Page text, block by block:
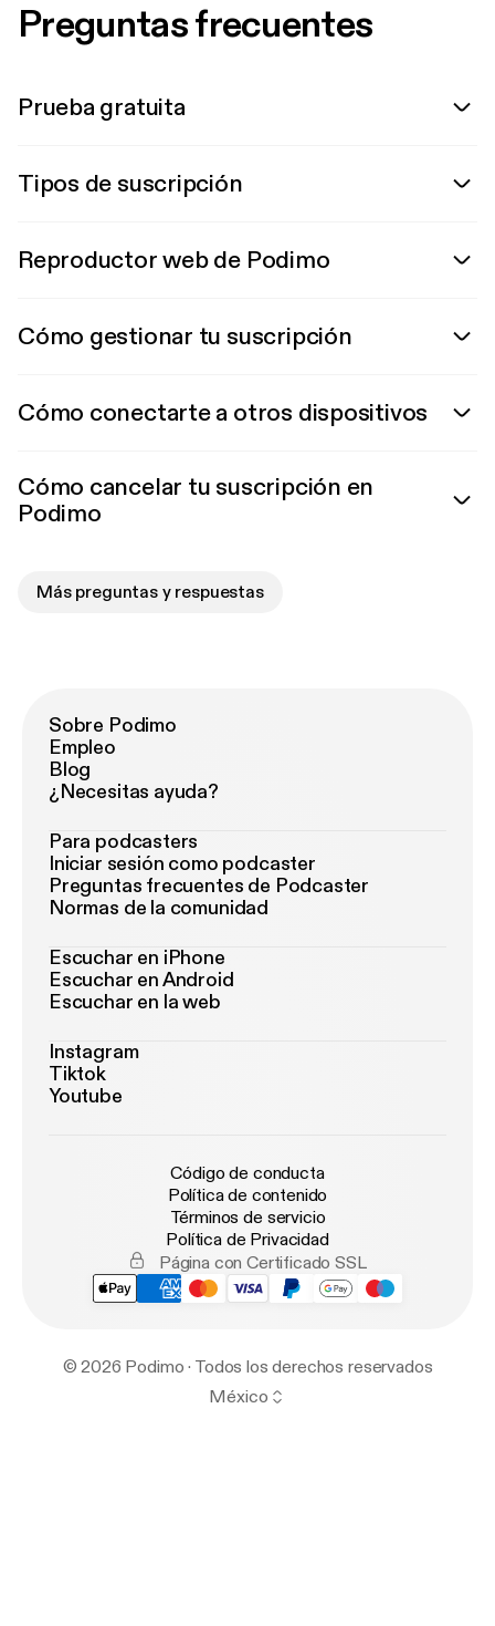
Preguntas frecuentes
Prueba gratuita
Tipos de suscripción
Reproductor web de Podimo
Cómo gestionar tu suscripción
Cómo conectarte a otros dispositivos
Cómo cancelar tu suscripción en
Podimo
Más preguntas y respuestas
Sobre Podimo
Empleo
Blog
¿Necesitas ayuda?
Para podcasters
Iniciar sesión como podcaster
Preguntas frecuentes de Podcaster
Normas de la comunidad
Escuchar en iPhone
Escuchar en Android
Escuchar en la web
Instagram
Tiktok
Youtube
Código de conducta
Política de contenido
Términos de servicio
Política de Privacidad
Página con Certificado SSL
© 2026 Podimo · Todos los derechos reservados
México